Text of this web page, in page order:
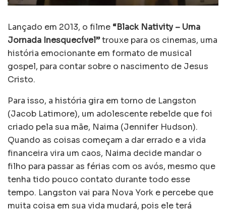
Lançado em 2013, o filme “Black Nativity – Uma
Jornada Inesquecível”trouxe para os cinemas, uma
história emocionante em formato de musical
gospel, para contar sobre o nascimento de Jesus
Cristo.
Para isso, a história gira em torno de Langston
(Jacob Latimore), um adolescente rebelde que foi
criado pela sua mãe, Naima (Jennifer Hudson).
Quando as coisas começam a dar errado e a vida
financeira vira um caos, Naima decide mandar o
filho para passar as férias com os avós, mesmo que
tenha tido pouco contato durante todo esse
tempo. Langston vai para Nova York e percebe que
muita coisa em sua vida mudará, pois ele terá